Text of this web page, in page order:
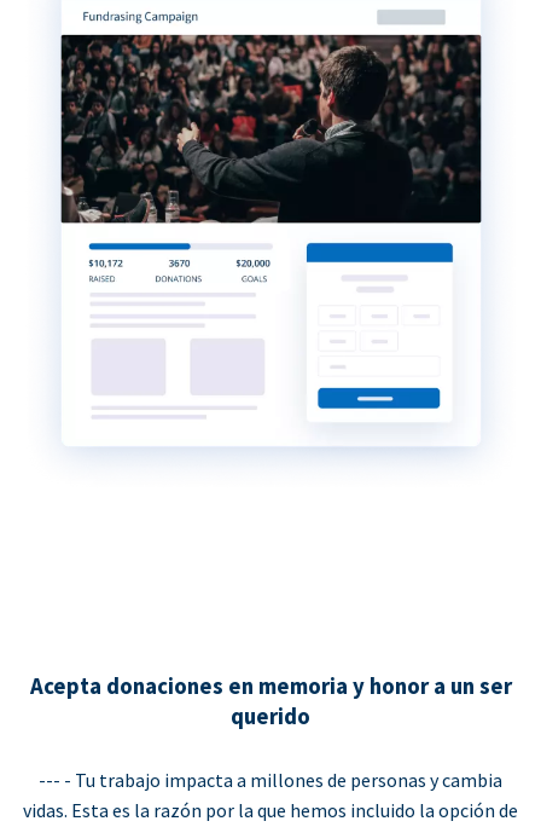
Acepta donaciones en memoria y honor a un ser
querido
--- - Tu trabajo impacta a millones de personas y cambia
vidas. Esta es la razón por la que hemos incluido la opción de